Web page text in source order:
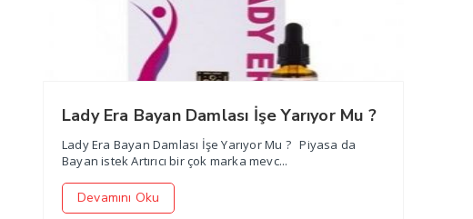
Lady Era Bayan Damlası İşe Yarıyor Mu ?
Lady Era Bayan Damlası İşe Yarıyor Mu ? Piyasa da
Bayan istek Artırıcı bir çok marka mevc...
Devamını Oku